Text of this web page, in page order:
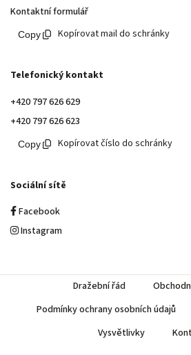
Kontaktní formulář
Kopírovat mail do schránky
Telefonický kontakt
+420 797 626 629
+420 797 626 623
Kopírovat číslo do schránky
Sociální sítě
Facebook
Instagram
Dražební řád
Podmínky ochrany osobních údajů
Vysvětlivky